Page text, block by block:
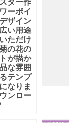
ター作
ーポイ
ザイン
い用途
ただけ
の花の
が描か
な雰囲
テンプ
なりま
ンロー